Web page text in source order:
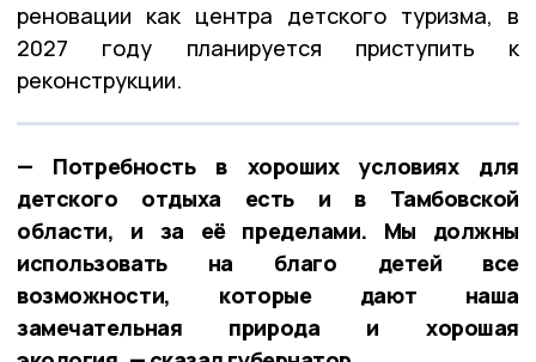
реновации как центра детского туризма, в
2027 году планируется приступить к
реконструкции.
— Потребность в хороших условиях для
детского отдыха есть и в Тамбовской
области, и за её пределами. Мы должны
использовать на благо детей все
возможности, которые дают наша
замечательная природа и хорошая